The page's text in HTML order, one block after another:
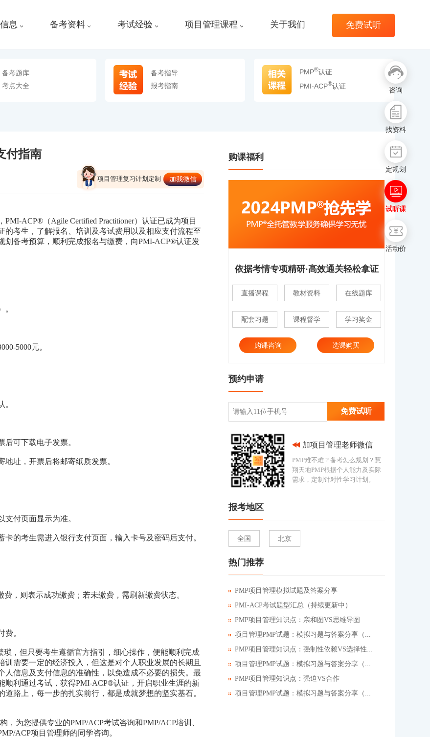
咨询
找资料
定规划
试听课
活动价
息 备考资料 考试经验 项目管理课程 关于我们 免费试听
备考题库
考点大全
备考指导
报考指南
PMP®认证
PMI-ACP®认证
付指南
项目管理复习计划定制 加我微信
ACP®（Agile Certified Practitioner）认证已成为项目
考生，了解报名、培训及考试费用以及相应支付流程至
划备考预算，顺利完成报名与缴费，向PMI-ACP®认证发
。
5000元。
。
可下载电子发票。
址，开票后将邮寄纸质发票。
付页面显示为准。
的考生需进入银行支付页面，输入卡号及密码后支付。
，则表示成功缴费；若未缴费，需刷新缴费状态。
。
，但只要考生遵循官方指引，细心操作，便能顺利完成
需要一定的经济投入，但这是对个人职业发展的长期且
信息及支付信息的准确性，以免造成不必要的损失。最
顺利通过考试，获得PMI-ACP®认证，开启职业生涯的新
路上，每一步的扎实前行，都是成就梦想的坚实基石。
，为您提供专业的PMP/ACP考试咨询和PMP/ACP培训、
ACP项目管理师的同学咨询。
购课福利
依据考情专项精研·高效通关轻松拿证
直播课程 教材资料 在线题库
配套习题 课程督学 学习奖金
购课咨询 选课购买
预约申请
免费试听
加项目管理老师微信
PMP难不难？备考怎么规划？慧
翔天地PMP根据个人能力及实际
需求，定制针对性学习计划。
报考地区
全国 北京
热门推荐
PMP项目管理模拟试题及答案分享
PMI-ACP考试题型汇总（持续更新中）
PMP项目管理知识点：亲和图VS思维导图
项目管理PMP试题：模拟习题与答案分享（...
PMP项目管理知识点：强制性依赖VS选择性...
项目管理PMP试题：模拟习题与答案分享（...
PMP项目管理知识点：强迫VS合作
项目管理PMP试题：模拟习题与答案分享（...